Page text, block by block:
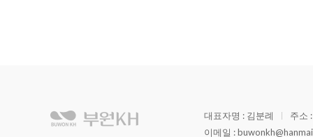
대표자명 : 김분례
주소
이메일 :